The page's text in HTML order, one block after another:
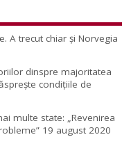
A trecut chiar și Norvegia
dinspre majoritatea
condițiile de
multe state: „Revenirea
19 august 2020